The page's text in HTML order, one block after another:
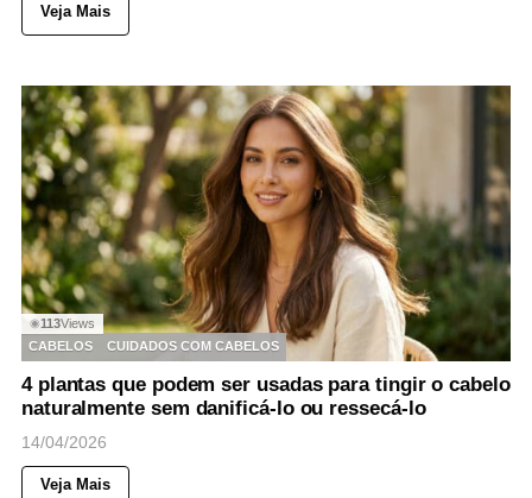
Veja Mais
◉113Views
CABELOS
CUIDADOS COM CABELOS
4 plantas que podem ser usadas para tingir o cabelo
naturalmente sem danificá-lo ou ressecá-lo
14/04/2026
Veja Mais